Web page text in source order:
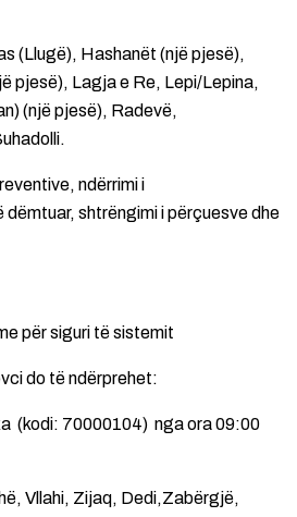
(Llugë), Hashanët (një pjesë),
pjesë), Lagja e Re, Lepi/Lepina,
(një pjesë), Radevë,
ndërrimi i
shtrëngimi i përçuesve dhe
për siguri të sistemit
do të ndërprehet:
(kodi: 70000104) nga ora 09:00
Vllahi, Zijaq, Dedi,Zabërgjë,